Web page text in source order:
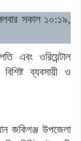
সকাল ১০:১৯,
এবং ওরিয়েন্টাল
বিশিষ্ট ব্যবসায়ী ও
জকিগঞ্জ উপজেলা